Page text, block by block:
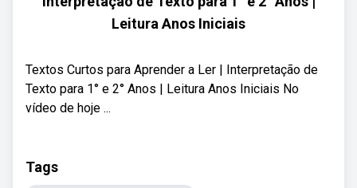
Leitura Anos Iniciais
Textos Curtos para Aprender a Ler | Interpretação de
Texto para 1° e 2° Anos | Leitura Anos Iniciais No
vídeo de hoje ...
Tags